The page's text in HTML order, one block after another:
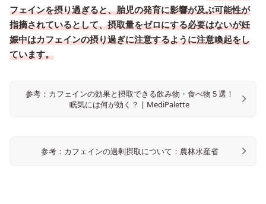
フェインを摂り過ぎると、胎児の発育に影響が及ぶ可能性が
指摘されているとして、摂取量をゼロにする必要はないが妊
娠中はカフェインの摂り過ぎに注意するように注意喚起をし
ています。
参考：カフェインの効果と摂取できる飲み物・食べ物５選！
眠気には何が効く？ | MediPalette
参考：カフェインの過剰摂取について：農林水産省